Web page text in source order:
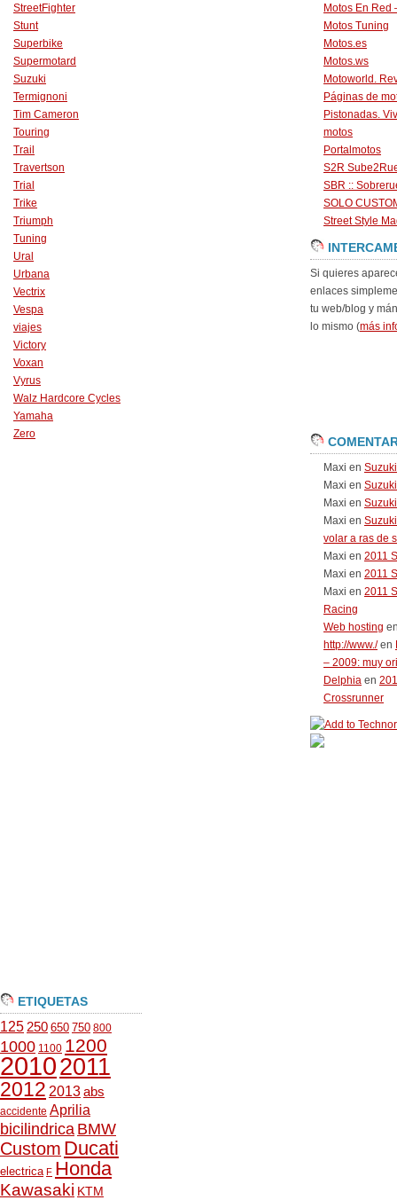
StreetFighter
Stunt
Superbike
Supermotard
Suzuki
Termignoni
Tim Cameron
Touring
Trail
Travertson
Trial
Trike
Triumph
Tuning
Ural
Urbana
Vectrix
Vespa
viajes
Victory
Voxan
Vyrus
Walz Hardcore Cycles
Yamaha
Zero
ETIQUETAS
125 250 650 750 800
1000 1100 1200
20102011
2012 2013abs
accidente Aprilia
bicilindrica BMW
Custom Ducati
electrica F Honda
Kawasaki KTM
Motos En Red
Motos Tuning
Motos.es
Motos.ws
Motoworld.
Páginas de
Pistonadas.
motos
Portalmotos
S2R
SBR ::
SOLO
Street Style
Si quieres
enlaces
tu web/blog y
lo mismo (más
Maxi en
Maxi en
Maxi en
Maxi en
volar a ras de
Maxi en 2011
Maxi en 2011
Maxi en 2011
Racing
Web hosting
http://www./en
– 2009: muy
Delphia en
Crossrunner